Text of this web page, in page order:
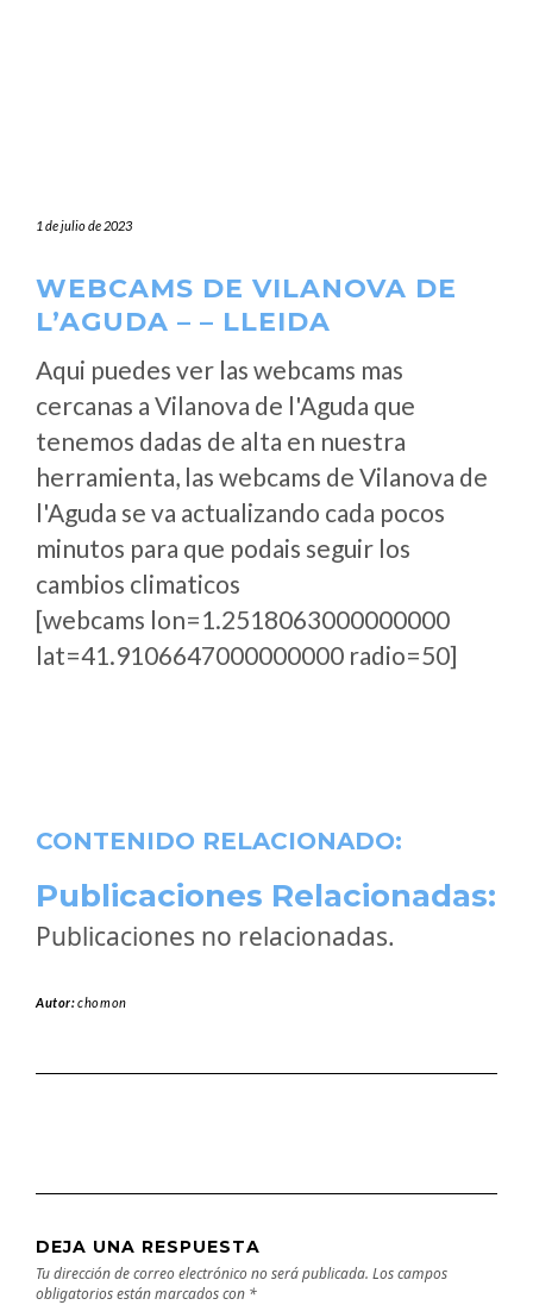
1 de julio de 2023
WEBCAMS DE VILANOVA DE
L’AGUDA – – LLEIDA
Aqui puedes ver las webcams mas
cercanas a Vilanova de l'Aguda que
tenemos dadas de alta en nuestra
herramienta, las webcams de Vilanova de
l'Aguda se va actualizando cada pocos
minutos para que podais seguir los
cambios climaticos
[webcams lon=1.2518063000000000
lat=41.9106647000000000 radio=50]
CONTENIDO RELACIONADO:
Publicaciones Relacionadas:
Publicaciones no relacionadas.
Autor:chomon
DEJA UNA RESPUESTA
Tu dirección de correo electrónico no será publicada. Los campos
obligatorios están marcados con *